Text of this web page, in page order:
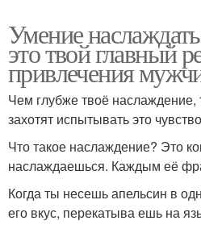
Умение
это твой главный
привлечения
Чем глубже твоё
захотят испытывать это
Что такое наслаждение? Это
наслаждаешься. Каждым её
Когда ты несешь апельсин в
его вкус, перекатыва ешь на